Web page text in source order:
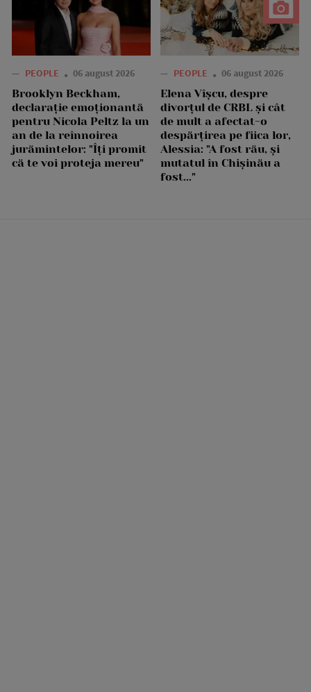
— PEOPLE 06 august 2026
Brooklyn Beckham,
declarație emoționantă
pentru Nicola Peltz la un
an de la reînnoirea
jurămintelor: "Îți promit
că te voi proteja mereu"
— PEOPLE 06 august 2026
Elena Vîșcu, despre
divorțul de CRBL și cât
de mult a afectat-o
despărțirea pe fiica lor,
Alessia: "A fost rău, și
mutatul în Chișinău a
fost..."